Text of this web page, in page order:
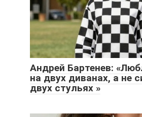
Андрей Бартенев:
на двух диванах, а не
двух стульях »